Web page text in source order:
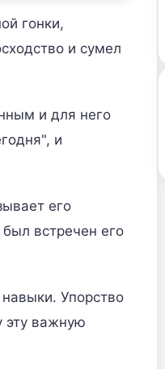
гонки,
и сумел
и для него
и
его
встречен его
Упорство
эту важную